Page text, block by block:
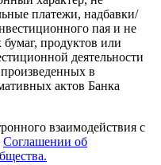
платежи, надбавки/
пая и не
продуктов или
деятельности
в
актов Банка
взаимодействия с
Соглашении об